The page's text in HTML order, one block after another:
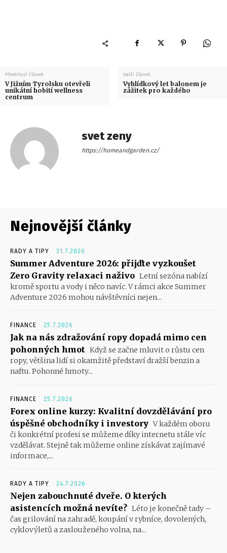
Předchozí článek
V Jižním Tyrolsku otevřeli
unikátní hobití wellness
centrum
Další článek
Vyhlídkový let balonem je
zážitek pro každého
svet zeny
https://homeandgarden.cz/
Nejnovější články
RADY A TIPY 31.7.2026
Summer Adventure 2026: přijďte vyzkoušet
Zero Gravity relaxaci naživo Letní sezóna nabízí
kromě sportu a vody i něco navíc. V rámci akce Summer
Adventure 2026 mohou návštěvníci nejen...
FINANCE 25.7.2026
Jak na nás zdražování ropy dopadá mimo cen
pohonných hmot Když se začne mluvit o růstu cen
ropy, většina lidí si okamžitě představí dražší benzin a
naftu. Pohonné hmoty...
FINANCE 25.7.2026
Forex online kurzy: Kvalitní dovzdělávání pro
úspěšné obchodníky i investory V každém oboru
či konkrétní profesi se můžeme díky internetu stále víc
vzdělávat. Stejně tak můžeme online získávat zajímavé
informace,...
RADY A TIPY 24.7.2026
Nejen zabouchnuté dveře. O kterých
asistencích možná nevíte? Léto je konečně tady –
čas grilování na zahradě, koupání v rybníce, dovolených,
cyklovýletů a zaslouženého volna, na...